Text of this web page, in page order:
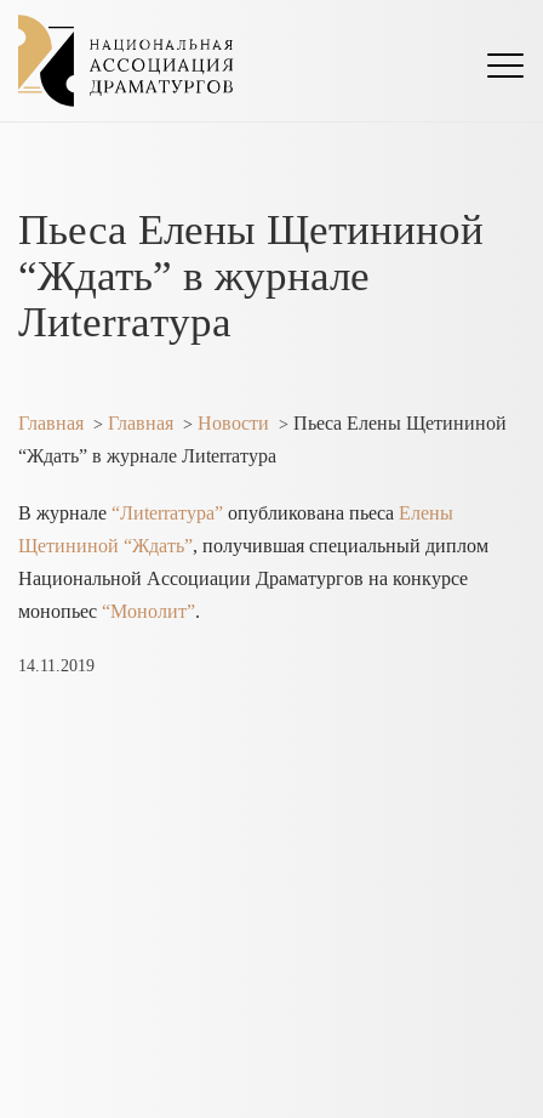
Пьеса Елены Щетининой
“Ждать” в журнале
Лиterraтура
Главная > Главная > Новости > Пьеса Елены Щетининой
“Ждать” в журнале Лиterraтура
В журнале “Лиterraтура” опубликована пьеса Елены
Щетининой “Ждать”, получившая специальный диплом
Национальной Ассоциации Драматургов на конкурсе
монопьес “Монолит”.
14.11.2019